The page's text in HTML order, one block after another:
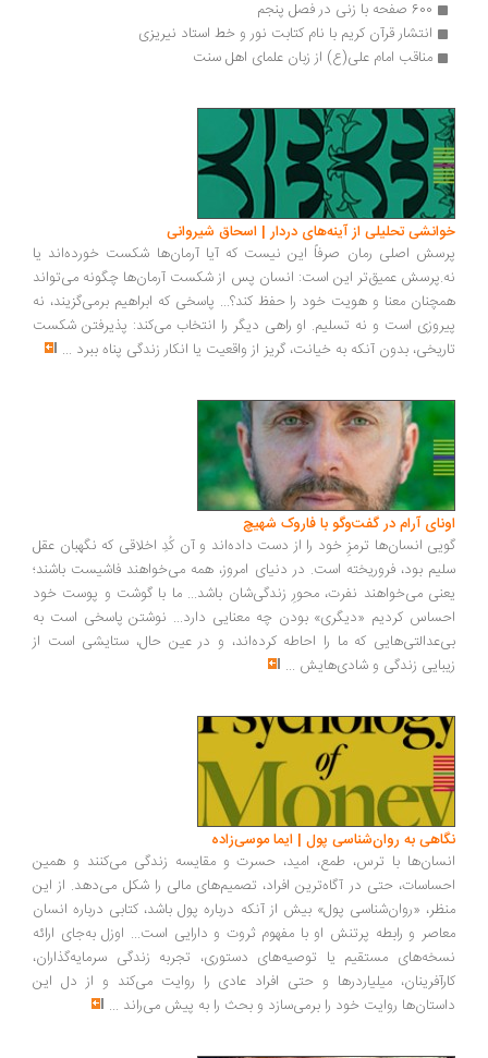
انتشار قرآن کریم با نام کتابت نور و خط استاد نیریزی
مناقب امام علی(ع) از زبان علمای اهل سنت
تحلیلی از آینه‌های دردار | اسحاق شیروانی
اصلی رمان صرفاً این نیست که آیا آرمان‌ها شکست خورده‌اند یا
عمیق‌تر این است: انسان پس از شکست آرمان‌ها چگونه می‌تواند
معنا و هویت خود را حفظ کند؟... پاسخی که ابراهیم برمی‌گزیند، نه
است و نه تسلیم. او راهی دیگر را انتخاب می‌کند: پذیرفتن شکست
بدون آنکه به خیانت، گریز از واقعیت یا انکار زندگی پناه ببرد...
آرام در گفت‌وگو با فاروک شهیچ‭
انسان‌ها ترمزِ خود را از دست داده‌اند و آن کُدِ اخلاقی که نگهبان عقل
بود، فروریخته است. در دنیای امروز، همه می‌خواهند فاشیست باشند؛
می‌خواهند نفرت، محورِ زندگی‌شان باشد... ما با گوشت و پوست خود
کردیم «دیگری» بودن چه معنایی دارد... نوشتن پاسخی است به
که ما را احاطه کرده‌اند، و در عین حال، ستایشی است از
زندگی و شادی‌هایش...
به روان‌شناسی پول | ایما موسی‌زاده
با ترس، طمع، امید، حسرت و مقایسه زندگی می‌کنند و همین
حتی در آگاه‌ترین افراد، تصمیم‌های مالی را شکل می‌دهد. از این
«روان‌شناسی پول» بیش از آنکه درباره پول باشد، کتابی درباره انسان
و رابطه پرتنش او با مفهوم ثروت و دارایی است... اوزل به‌جای ارائه
مستقیم یا توصیه‌های دستوری، تجربه زندگی سرمایه‌گذاران،
میلیاردرها و حتی افراد عادی را روایت می‌کند و از دل این
روایت خود را برمی‌سازد و بحث را به پیش می‌راند...